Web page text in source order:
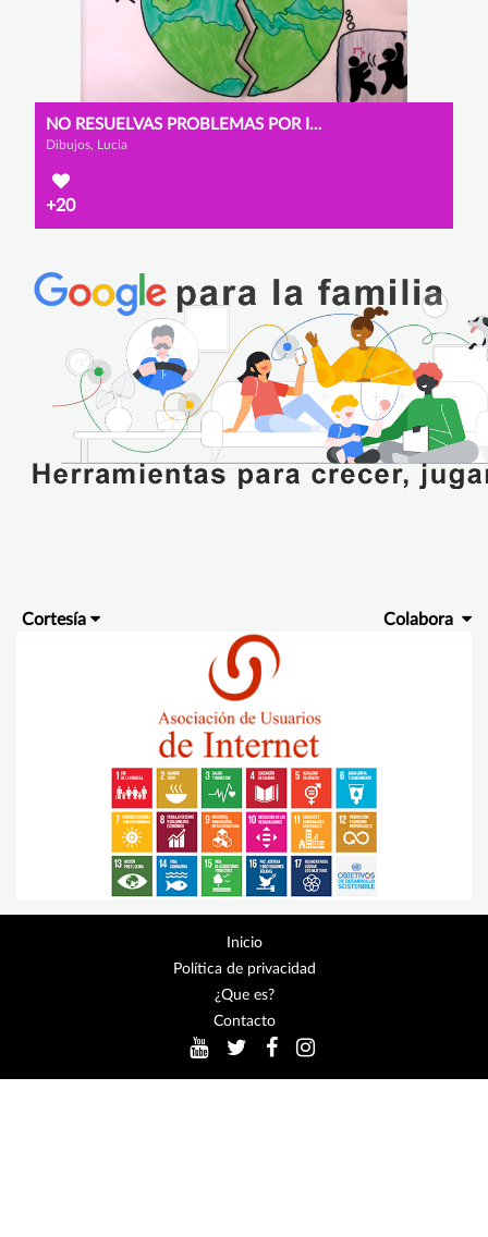
NO RESUELVAS PROBLEMAS POR INTERNET
Dibujos, Lucia
+20
Cortesía Colabora
Inicio
Política de privacidad
¿Que es?
Contacto